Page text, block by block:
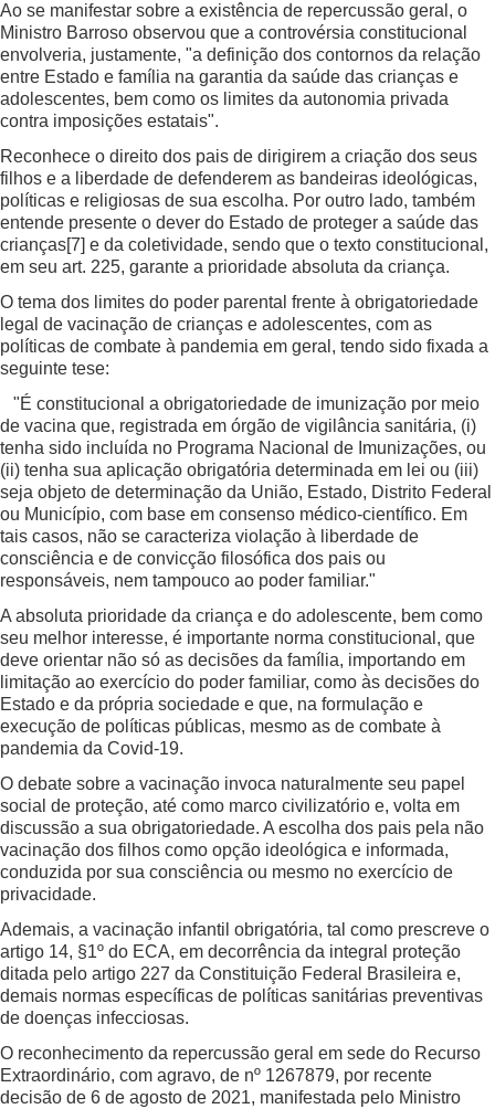
Ao se manifestar sobre a existência de repercussão geral, o
Ministro Barroso observou que a controvérsia constitucional
envolveria, justamente, "a definição dos contornos da relação
entre Estado e família na garantia da saúde das crianças e
adolescentes, bem como os limites da autonomia privada
contra imposições estatais".
Reconhece o direito dos pais de dirigirem a criação dos seus
filhos e a liberdade de defenderem as bandeiras ideológicas,
políticas e religiosas de sua escolha. Por outro lado, também
entende presente o dever do Estado de proteger a saúde das
crianças[7] e da coletividade, sendo que o texto constitucional,
em seu art. 225, garante a prioridade absoluta da criança.
O tema dos limites do poder parental frente à obrigatoriedade
legal de vacinação de crianças e adolescentes, com as
políticas de combate à pandemia em geral, tendo sido fixada a
seguinte tese:
"É constitucional a obrigatoriedade de imunização por meio
de vacina que, registrada em órgão de vigilância sanitária, (i)
tenha sido incluída no Programa Nacional de Imunizações, ou
(ii) tenha sua aplicação obrigatória determinada em lei ou (iii)
seja objeto de determinação da União, Estado, Distrito Federal
ou Município, com base em consenso médico-científico. Em
tais casos, não se caracteriza violação à liberdade de
consciência e de convicção filosófica dos pais ou
responsáveis, nem tampouco ao poder familiar."
A absoluta prioridade da criança e do adolescente, bem como
seu melhor interesse, é importante norma constitucional, que
deve orientar não só as decisões da família, importando em
limitação ao exercício do poder familiar, como às decisões do
Estado e da própria sociedade e que, na formulação e
execução de políticas públicas, mesmo as de combate à
pandemia da Covid-19.
O debate sobre a vacinação invoca naturalmente seu papel
social de proteção, até como marco civilizatório e, volta em
discussão a sua obrigatoriedade. A escolha dos pais pela não
vacinação dos filhos como opção ideológica e informada,
conduzida por sua consciência ou mesmo no exercício de
privacidade.
Ademais, a vacinação infantil obrigatória, tal como prescreve o
artigo 14, §1º do ECA, em decorrência da integral proteção
ditada pelo artigo 227 da Constituição Federal Brasileira e,
demais normas específicas de políticas sanitárias preventivas
de doenças infecciosas.
O reconhecimento da repercussão geral em sede do Recurso
Extraordinário, com agravo, de nº 1267879, por recente
decisão de 6 de agosto de 2021, manifestada pelo Ministro